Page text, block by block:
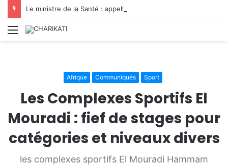
Menu
Afrique Communiqués Sport
Les Complexes Sportifs El
Mouradi : fief de stages pour
catégories et niveaux divers
les complexes sportifs El Mouradi Hammam